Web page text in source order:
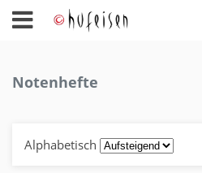
Notenhefte
Alphabetisch